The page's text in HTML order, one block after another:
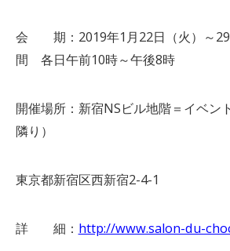
会 期：2019年1月22日（火）～29
間 各日午前10時～午後8時
開催場所：新宿NSビル地階＝イベン
隣り）
東京都新宿区西新宿2-4-1
詳 細： http://www.salon-du-